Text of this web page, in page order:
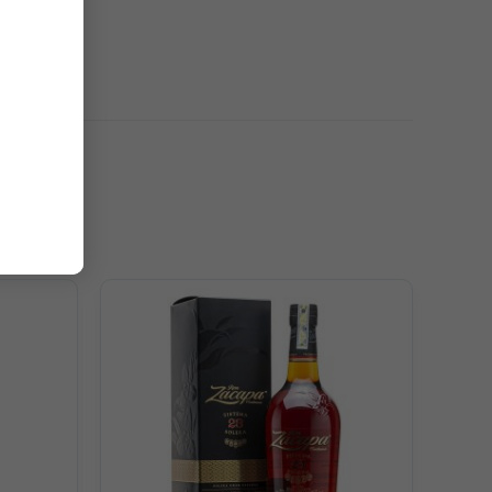
mùi hoa trắng thuần khiết. Đó là một ngày thật
nên những ly cocktail thơm ngon hấp dẫn.